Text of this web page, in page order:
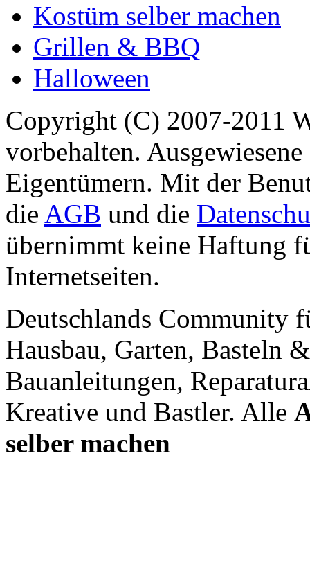
Kostüm selber machen
Grillen & BBQ
Halloween
Copyright (C) 2007-2011
vorbehalten.
Eigentümern. Mit der
die AGB und die
übernimmt keine Haftung
Internetseiten.
Deutschlands Community
Hausbau, Garten, Basteln
Bauanleitungen,
Kreative und Bastler. Alle
selber machen